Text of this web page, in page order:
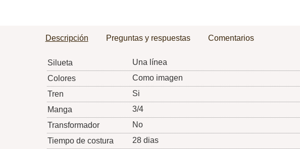
Descripción Preguntas y respuestas Comentarios
Silueta
Una línea
Colores
Como imagen
Tren
Si
Manga
3/4
Transformador
No
Tiempo de costura
28 dias